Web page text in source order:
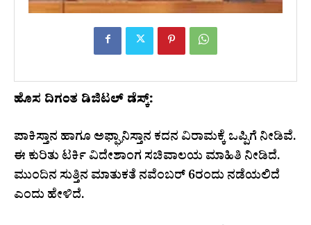
ಹೊಸ ದಿಗಂತ ಡಿಜಿಟಲ್ ಡೆಸ್ಕ್:
ಪಾಕಿಸ್ತಾನ ಹಾಗೂ ಅಫ್ಘಾನಿಸ್ತಾನ ಕದನ ವಿರಾಮಕ್ಕೆ ಒಪ್ಪಿಗೆ ನೀಡಿವೆ.
ಈ ಕುರಿತು ಟರ್ಕಿ ವಿದೇಶಾಂಗ ಸಚಿವಾಲಯ ಮಾಹಿತಿ ನೀಡಿದೆ.
ಮುಂದಿನ ಸುತ್ತಿನ ಮಾತುಕತೆ ನವೆಂಬರ್ 6ರಂದು ನಡೆಯಲಿದೆ
ಎಂದು ಹೇಳಿದೆ.